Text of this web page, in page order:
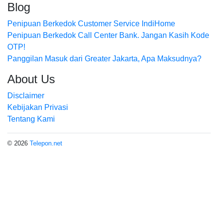
Blog
Penipuan Berkedok Customer Service IndiHome
Penipuan Berkedok Call Center Bank. Jangan Kasih Kode
OTP!
Panggilan Masuk dari Greater Jakarta, Apa Maksudnya?
About Us
Disclaimer
Kebijakan Privasi
Tentang Kami
© 2026 Telepon.net